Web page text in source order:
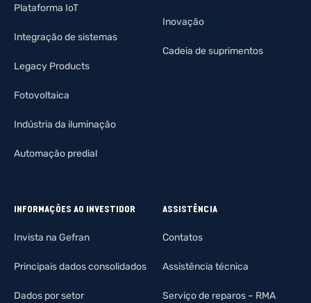
Plataforma IoT
Integração de sistemas
Legacy Products
Fotovoltaica
Indústria da iluminação
Automação predial
Inovação
Cadeia de suprimentos
INFORMAÇÕES AO INVESTIDOR
Invista na Gefran
Principais dados consolidados
Dados por setor
ASSISTÊNCIA
Contatos
Assistência técnica
Serviço de reparos – RMA